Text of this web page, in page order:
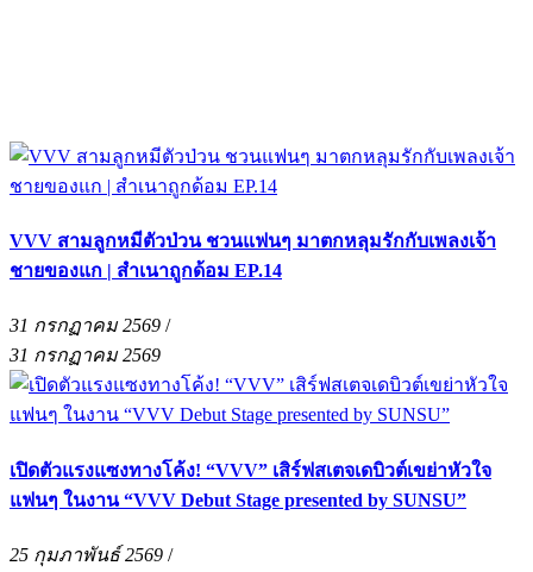
VVV สามลูกหมีตัวป่วน ชวนแฟนๆ มาตกหลุมรักกับเพลงเจ้า
ชายของแก | สำเนาถูกด้อม EP.14
31 กรกฏาคม 2569 /
31 กรกฏาคม 2569
เปิดตัวแรงแซงทางโค้ง! “VVV” เสิร์ฟสเตจเดบิวต์เขย่าหัวใจ
แฟนๆ ในงาน “VVV Debut Stage presented by SUNSU”
25 กุมภาพันธ์ 2569 /